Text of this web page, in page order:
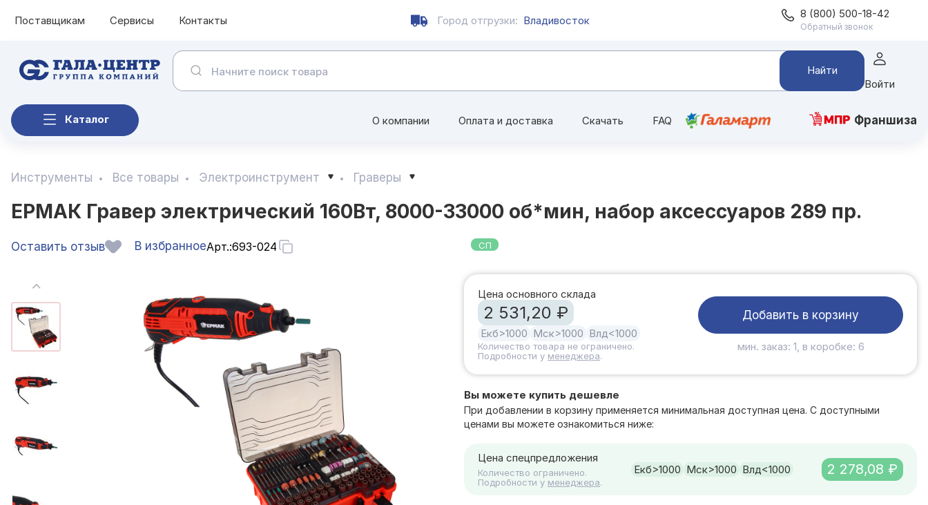
Поставщикам Сервисы Контакты Город отгрузки: Владивосток 8 (800) 500-18-42
Обратный звонок
Найти
Войти
Каталог О компании Оплата и доставка Скачать FAQ Франшиза
Инструменты Все товары Электроинструмент Граверы
ЕРМАК Гравер электрический 160Вт, 8000-33000 об*мин, набор аксессуаров 289 пр.
Оставить отзыв В избранноеАрт.:693-024 СП
Цена основного склада
2 531,20 ₽
Екб>1000 Мск>1000 Влд<1000
Количество товара не ограничено.
Подробности у менеджера.
Добавить в корзину
мин. заказ: 1, в коробке: 6
Вы можете купить дешевле
При добавлении в корзину применяется минимальная доступная цена. С доступными
ценами вы можете ознакомиться ниже:
Цена спецпредложения
Количество ограничено.
Подробности у менеджера.
Екб>1000 Мск>1000 Влд<1000 2 278,08 ₽